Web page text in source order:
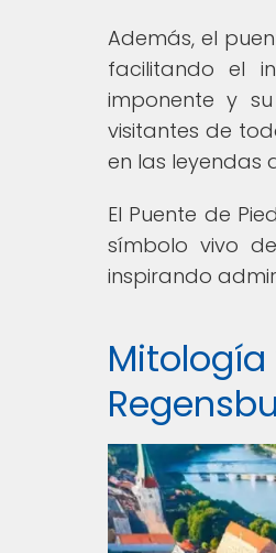
Además, el
facilitando el
imponente y
visitantes de
en las leyendas
El Puente de
símbolo vivo
inspirando
Mitología